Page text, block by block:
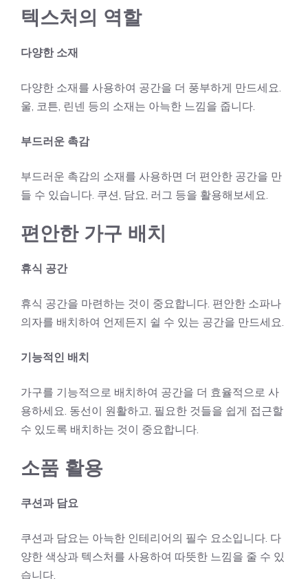
텍스처의 역할
다양한 소재
다양한 소재를 사용하여 공간을 더 풍부하게 만드세요.
울, 코튼, 린넨 등의 소재는 아늑한 느낌을 줍니다.
부드러운 촉감
부드러운 촉감의 소재를 사용하면 더 편안한 공간을 만
들 수 있습니다. 쿠션, 담요, 러그 등을 활용해보세요.
편안한 가구 배치
휴식 공간
휴식 공간을 마련하는 것이 중요합니다. 편안한 소파나
의자를 배치하여 언제든지 쉴 수 있는 공간을 만드세요.
기능적인 배치
가구를 기능적으로 배치하여 공간을 더 효율적으로 사
용하세요. 동선이 원활하고, 필요한 것들을 쉽게 접근할
수 있도록 배치하는 것이 중요합니다.
소품 활용
쿠션과 담요
쿠션과 담요는 아늑한 인테리어의 필수 요소입니다. 다
양한 색상과 텍스처를 사용하여 따뜻한 느낌을 줄 수 있
습니다.